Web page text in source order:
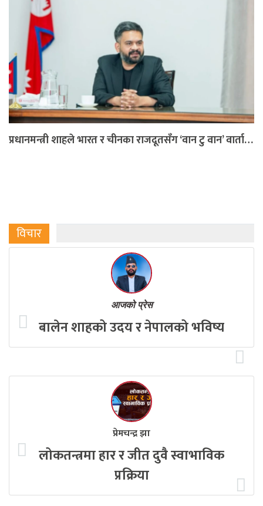
प्रधानमन्त्री शाहले भारत र चीनका राजदूतसँग ‘वान टु वान’ वार्ता…
विचार
आजको प्रेस
बालेन शाहको उदय र नेपालको भविष्य
प्रेमचन्द्र झा
लोकतन्त्रमा हार र जीत दुवै स्वाभाविक
प्रक्रिया